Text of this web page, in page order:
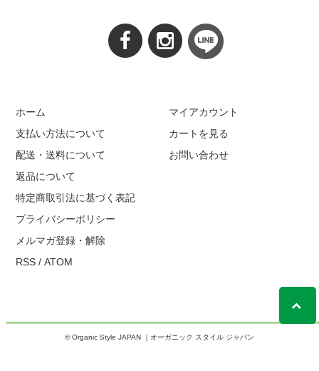
ホーム
支払い方法について
配送・送料について
返品について
特定商取引法に基づく表記
プライバシーポリシー
メルマガ登録・解除
RSS /ATOM
マイアカウント
カートを見る
お問い合わせ
© Organic Style JAPAN ｜オーガニック スタイル ジャパン